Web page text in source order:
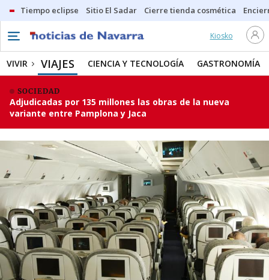
Tiempo eclipse Sitio El Sadar Cierre tienda cosmética
Kiosko
VIVIR VIAJES CIENCIA Y TECNOLOGÍA GASTRONOMÍA
SOCIEDAD
Adjudicadas por 135 millones las obras de la nueva
variante entre Pamplona y Jaca